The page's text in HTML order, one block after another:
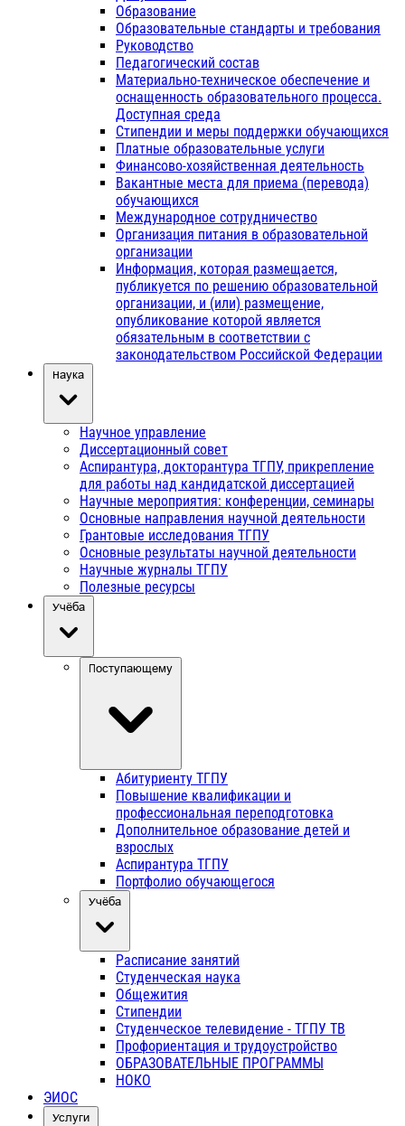
Образование
Образовательные стандарты и требования
Руководство
Педагогический состав
Материально-техническое обеспечение и
оснащенность образовательного процесса.
Доступная среда
Стипендии и меры поддержки обучающихся
Платные образовательные услуги
Финансово-хозяйственная деятельность
Вакантные места для приема (перевода)
обучающихся
Международное сотрудничество
Организация питания в образовательной
организации
Информация, которая размещается,
публикуется по решению образовательной
организации, и (или) размещение,
опубликование которой является
обязательным в соответствии с
законодательством Российской Федерации
Наука
Научное управление
Диссертационный совет
Аспирантура, докторантура ТГПУ, прикрепление
для работы над кандидатской диссертацией
Научные мероприятия: конференции, семинары
Основные направления научной деятельности
Грантовые исследования ТГПУ
Основные результаты научной деятельности
Научные журналы ТГПУ
Полезные ресурсы
Учёба
Поступающему
Абитуриенту ТГПУ
Повышение квалификации и
профессиональная переподготовка
Дополнительное образование детей и
взрослых
Аспирантура ТГПУ
Портфолио обучающегося
Учёба
Расписание занятий
Студенческая наука
Общежития
Стипендии
Студенческое телевидение - ТГПУ ТВ
Профориентация и трудоустройство
ОБРАЗОВАТЕЛЬНЫЕ ПРОГРАММЫ
НОКО
ЭИОС
Услуги